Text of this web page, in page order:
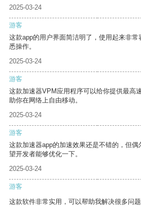
2025-03-24
游客
这款app的用户界面简洁明了，使用起来非
悉操作。
2025-03-24
游客
这款加速器VPM应用程序可以给你提供最高
助你在网络上自由移动。
2025-03-24
游客
这款加速器app的加速效果还是不错的，但
望开发者能够优化一下。
2025-03-24
游客
这款软件非常实用，可以帮助我解决很多问题